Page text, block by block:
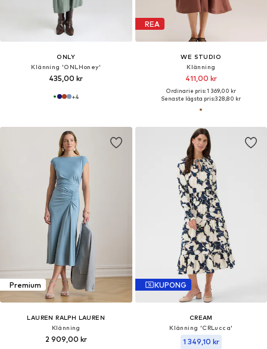
ONLY
Klänning 'ONLHoney'
435,00 kr
+4
REA
WE STUDIO
Klänning
411,00 kr
Ordinarie pris: 1 369,00 kr
Senaste lägsta pris:328,80 kr
Premium
LAUREN RALPH LAUREN
Klänning
2 909,00 kr
KUPONG
CREAM
Klänning 'CRLucca'
1 349,10 kr